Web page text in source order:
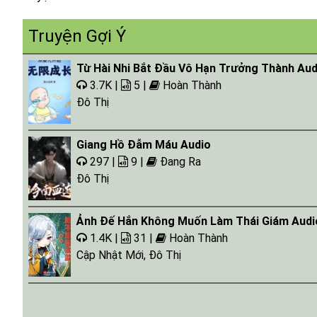
Tap 020
Tap 021
Tap 022
Tap 023
Tap 024
Tap 025
Tap 026
Tap 027
Tap 028
Tap 029
Truyện Gợi Ý
Từ Hài Nhi Bắt Đầu Vô Hạn Trưởng Thành
3.7K |
5 |
Hoàn Thành
Đô Thị
Giang Hồ Đẫm Máu Audio
297 |
9 |
Đang Ra
Đô Thị
Ảnh Đế Hắn Không Muốn Làm Thái Giám
1.4K |
31 |
Hoàn Thành
Cập Nhật Mới, Đô Thị